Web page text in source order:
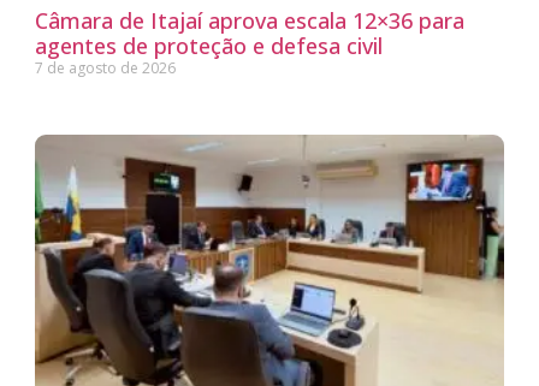
Câmara de Itajaí aprova escala 12×36 para
agentes de proteção e defesa civil
7 de agosto de 2026